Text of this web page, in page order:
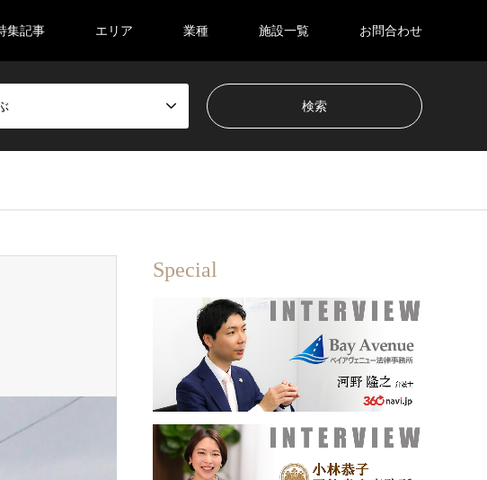
集記事 エリア 業種 施設一覧 お問合わせ
Special